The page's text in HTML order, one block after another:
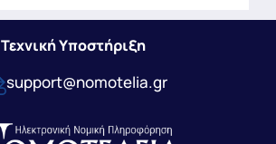
Τεχνική Υποστήριξη
support@nomotelia.gr